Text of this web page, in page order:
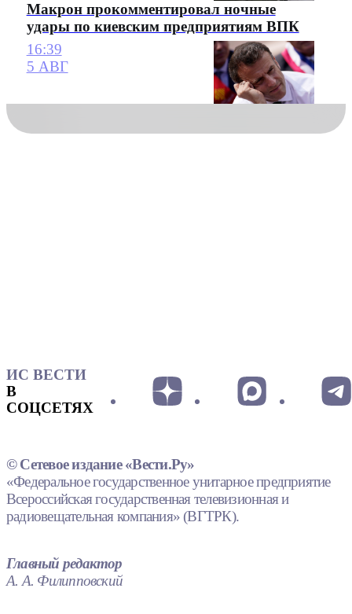
Макрон прокомментировал ночные
удары по киевским предприятиям ВПК
16:39
5 АВГ
ИС ВЕСТИ
В
СОЦСЕТЯХ
© Сетевое издание «Вести.Ру»
«Федеральное государственное унитарное предприятие
Всероссийская государственная телевизионная и
радиовещательная компания» (ВГТРК).
Главный редактор
А. А. Филипповский